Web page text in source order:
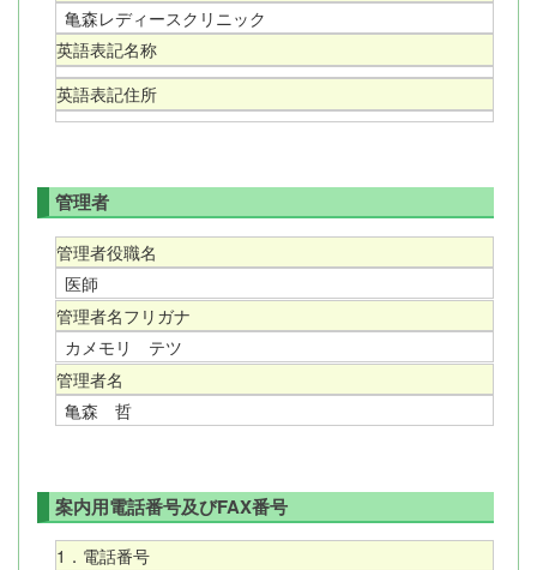
亀森レディースクリニック
英語表記名称
英語表記住所
管理者
管理者役職名
医師
管理者名フリガナ
カメモリ テツ
管理者名
亀森 哲
案内用電話番号及びFAX番号
1．電話番号